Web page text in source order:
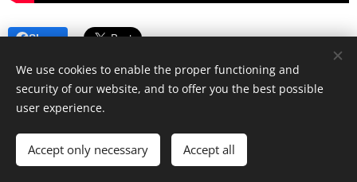
Share
© Art Society, 2025
Meníme mediálny obraz Rómov.
We use cookies to enable the proper functioning and
security of our website, and to offer you the best possible
user experience.
Accept only necessary Accept all